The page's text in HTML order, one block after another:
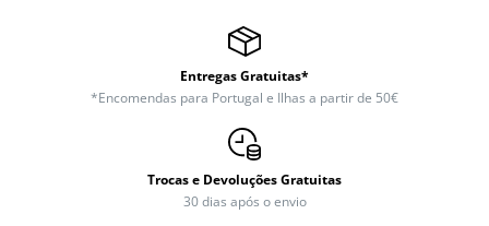
Entregas Gratuitas*
*Encomendas para Portugal e Ilhas a partir de 50€
Trocas e Devoluções Gratuitas
30 dias após o envio